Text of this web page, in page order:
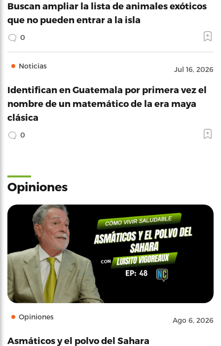
Buscan ampliar la lista de animales exóticos
que no pueden entrar a la isla
0
Noticias Jul 16, 2026
Identifican en Guatemala por primera vez el
nombre de un matemático de la era maya
clásica
0
Opiniones
Opiniones Ago 6, 2026
Asmáticos y el polvo del Sahara